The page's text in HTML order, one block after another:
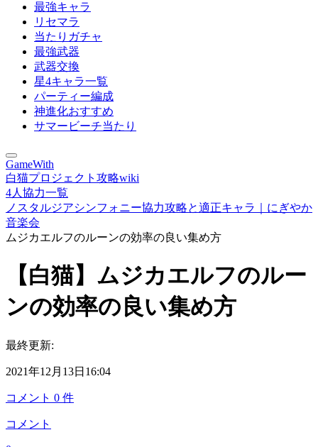
最強キャラ
リセマラ
当たりガチャ
最強武器
武器交換
星4キャラ一覧
パーティー編成
神進化おすすめ
サマービーチ当たり
GameWith
白猫プロジェクト攻略wiki
4人協力一覧
ノスタルジアシンフォニー協力攻略と適正キャラ｜にぎやか
音楽会
ムジカエルフのルーンの効率の良い集め方
【白猫】ムジカエルフのルー
ンの効率の良い集め方
最終更新:
2021年12月13日16:04
コメント 0 件
コメント